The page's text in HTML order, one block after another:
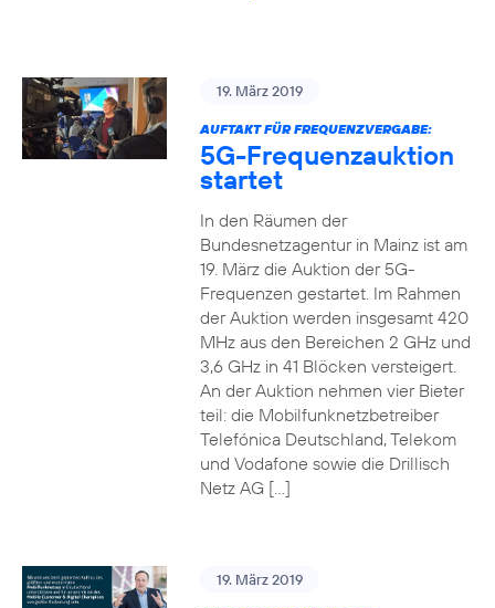
19. März 2019
AUFTAKT FÜR FREQUENZVERGABE:
5G-Frequenzauktion
startet
In den Räumen der
Bundesnetzagentur in Mainz ist am
19. März die Auktion der 5G-
Frequenzen gestartet. Im Rahmen
der Auktion werden insgesamt 420
MHz aus den Bereichen 2 GHz und
3,6 GHz in 41 Blöcken versteigert.
An der Auktion nehmen vier Bieter
teil: die Mobilfunknetzbetreiber
Telefónica Deutschland, Telekom
und Vodafone sowie die Drillisch
Netz AG […]
19. März 2019